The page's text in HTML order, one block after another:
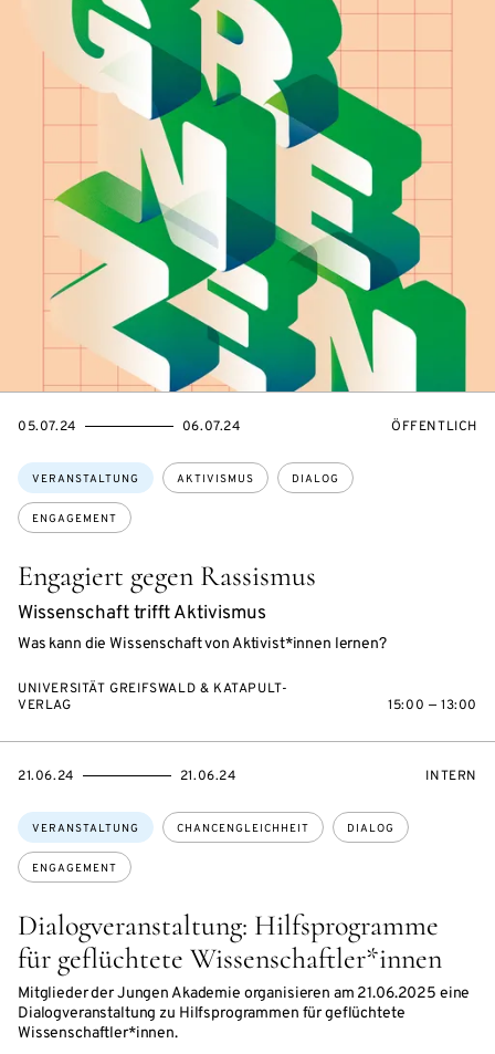
Engagiert gegen Rassismus
Wissenschaft trifft Aktivismus
Was kann die Wissenschaft von Aktivist*innen lernen?
Themen:
VERANSTALTUNG AKTIVISMUS DIALOG
ENGAGEMENT
EVENTBEGINSON
05.07.24
EVENTENDSON 06.07.24 ÖFFENTLICH
UNIVERSITÄT GREIFSWALD & KATAPULT-
VERLAG
15:00 — 13:00
Dialogveranstaltung: Hilfsprogramme
für geflüchtete Wissenschaftler*innen
Mitglieder der Jungen Akademie organisieren am 21.06.2025 eine
Dialogveranstaltung zu Hilfsprogrammen für geflüchtete
Wissenschaftler*innen.
Themen:
VERANSTALTUNG CHANCENGLEICHHEIT DIALOG
ENGAGEMENT
EVENTBEGINSON
21.06.24
EVENTENDSON 21.06.24 INTERN